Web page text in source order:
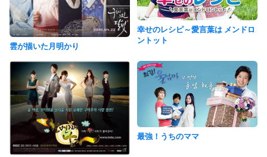
雲が描いた月明かり
幸せのレシピ～愛言葉は メンドロ
ントット
最強！うちのママ